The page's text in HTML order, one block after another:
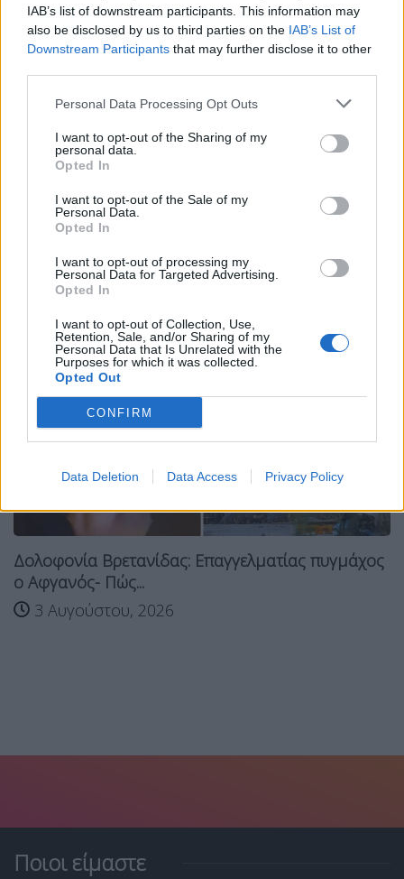
IAB’s list of downstream participants. This information may
also be disclosed by us to third parties on the IAB’s List of
Downstream Participants that may further disclose it to other
Personal Data Processing Opt Outs
I want to opt-out of the Sharing of my
personal data.
Opted In
I want to opt-out of the Sale of my
Personal Data.
Opted In
I want to opt-out of processing my
Personal Data for Targeted Advertising.
Opted In
I want to opt-out of Collection, Use,
Retention, Sale, and/or Sharing of my
Personal Data that Is Unrelated with the
Purposes for which it was collected.
Opted Out
CONFIRM
Data Deletion Data Access Privacy Policy
Email Copy Link
πατινι σύλληψη
Σχετικά Άρθρα
Δολοφονία Βρετανίδας: Επαγγελματίας πυγμάχος
ο Αφγανός- Πώς...
3 Αυγούστου, 2026
Ποιοι είμαστε